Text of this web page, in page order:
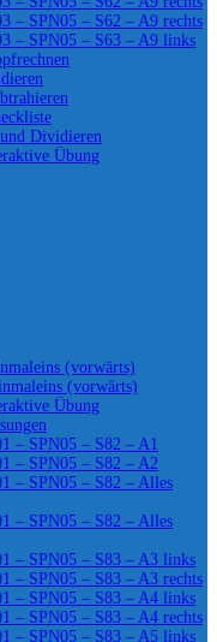
– SPN05 – S62 – A9 rechts
– SPN05 – S63 – A9 links
Dividieren
Übung
(vorwärts)
(vorwärts)
Übung
– SPN05 – S82 – A1
– SPN05 – S82 – A2
– SPN05 – S82 – Alles
– SPN05 – S82 – Alles
– SPN05 – S83 – A3 links
– SPN05 – S83 – A3 rechts
– SPN05 – S83 – A4 links
– SPN05 – S83 – A4 rechts
– SPN05 – S83 – A5 links